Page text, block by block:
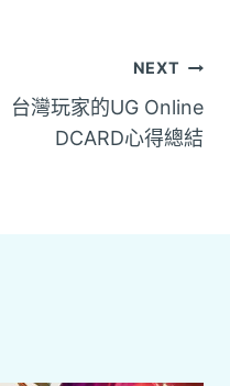
NEXT
台灣玩家的UG Online
DCARD心得總結